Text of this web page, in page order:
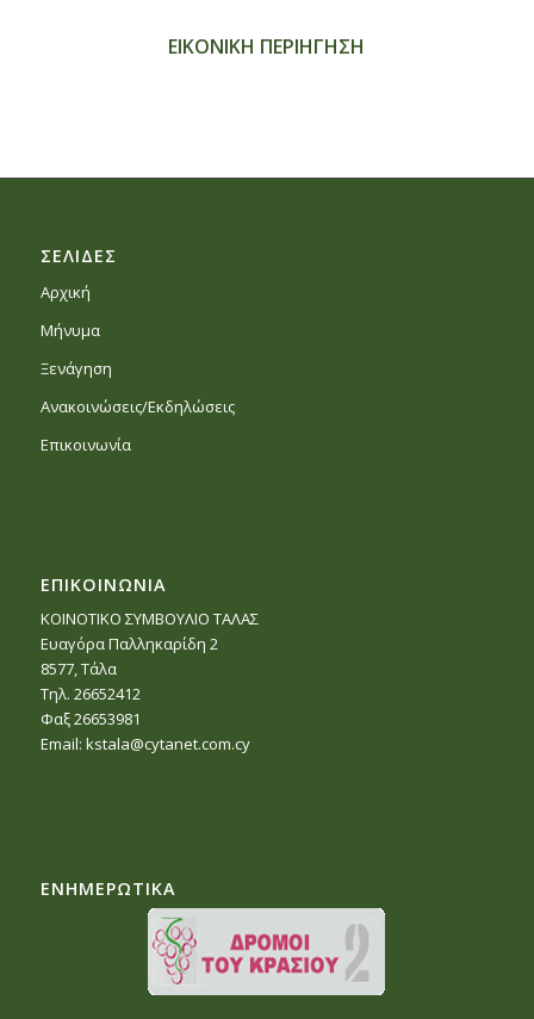
ΕΙΚΟΝΙΚΗ ΠΕΡΙΗΓΗΣΗ
ΣΕΛΙΔΕΣ
Αρχική
Μήνυμα
Ξενάγηση
Ανακοινώσεις/Εκδηλώσεις
Επικοινωνία
ΕΠΙΚΟΙΝΩΝΙΑ
ΚΟΙΝΟΤΙΚΟ ΣΥΜΒΟΥΛΙΟ ΤΑΛΑΣ
Ευαγόρα Παλληκαρίδη 2
8577, Τάλα
Τηλ. 26652412
Φαξ 26653981
Email: kstala@cytanet.com.cy
ΕΝΗΜΕΡΩΤΙΚΑ